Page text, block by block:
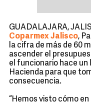
GUADALAJARA,
Coparmex Jalisco,
la cifra de más de 60
ascender el
el funcionario hace un
Hacienda para que
consecuencia.
“Hemos visto cómo